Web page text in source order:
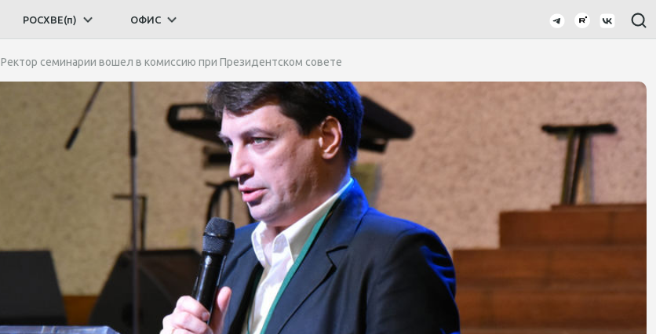
РОСХВЕ(п) ОФИС
Ректор семинарии вошел в комиссию при Президентском совете